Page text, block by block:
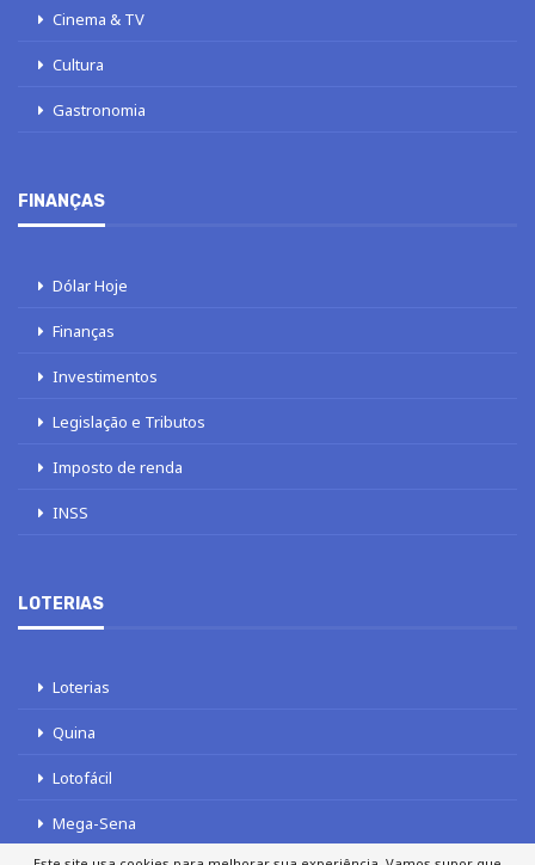
Cinema & TV
Cultura
Gastronomia
FINANÇAS
Dólar Hoje
Finanças
Investimentos
Legislação e Tributos
Imposto de renda
INSS
LOTERIAS
Loterias
Quina
Lotofácil
Mega-Sena